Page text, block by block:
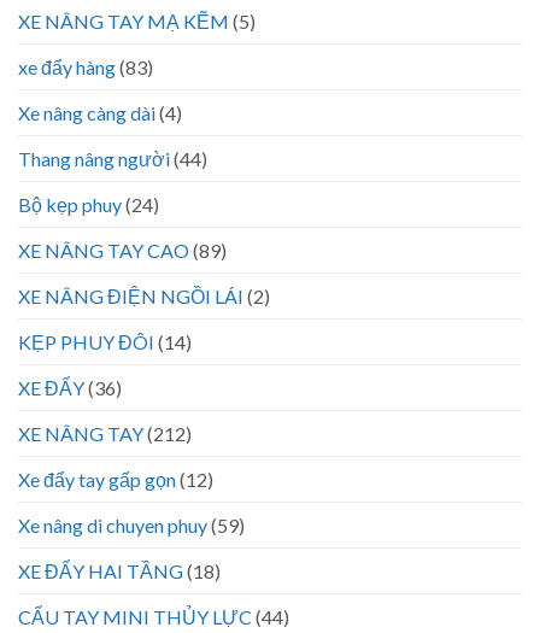
XE NÂNG TAY MẠ KẼM (5)
xe đẩy hàng(83)
Xe nâng càng dài(4)
Thang nâng người(44)
Bộ kẹp phuy(24)
XE NÂNG TAY CAO(89)
XE NÂNG ĐIỆN NGỒI LÁI (2)
KẸP PHUY ĐÔI (14)
XE ĐẨY(36)
XE NÂNG TAY(212)
Xe đẩy tay gấp gọn(12)
Xe nâng di chuyen phuy(59)
XE ĐẨY HAI TẦNG(18)
CẨU TAY MINI THỦY LỰC (44)